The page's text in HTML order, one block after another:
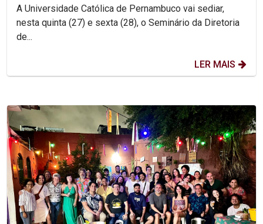
A Universidade Católica de Pernambuco vai sediar,
nesta quinta (27) e sexta (28), o Seminário da Diretoria
de...
LER MAIS